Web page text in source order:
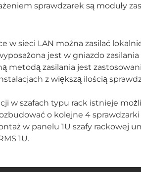
sprawdzarek są moduły
w sieci LAN można zasilać
jest w gniazdo
metodą zasilania jest
z większą ilością
w szafach typu rack istnieje
o kolejne 4 sprawdzarki
w panelu 1U szafy rackowej
1U.